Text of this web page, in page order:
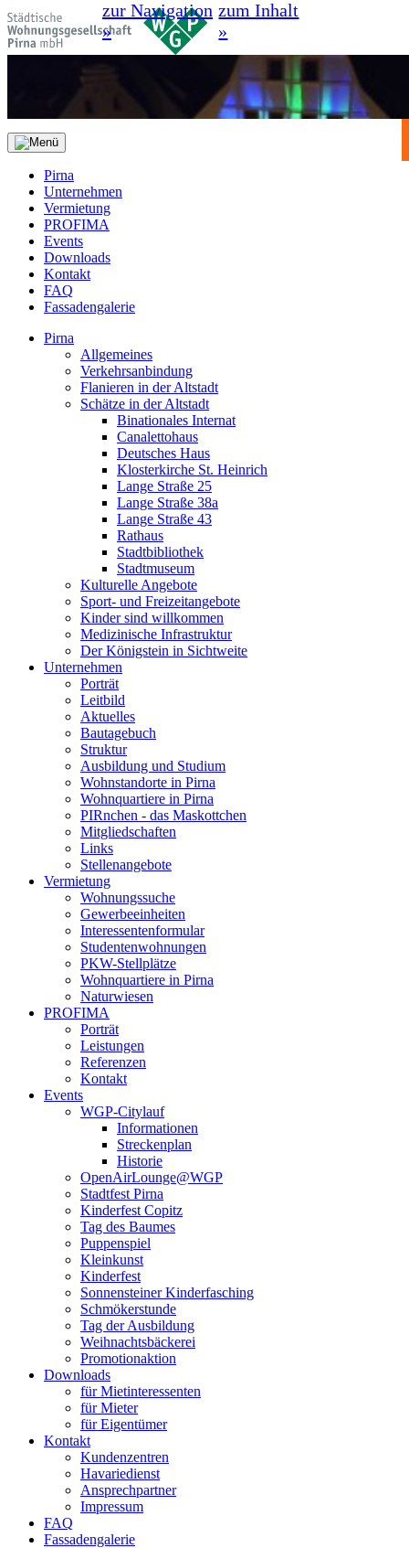
zur Navigation
»
zum Inhalt
»
Pirna
Unternehmen
Vermietung
PROFIMA
Events
Downloads
Kontakt
FAQ
Fassadengalerie
Pirna
Allgemeines
Verkehrsanbindung
Flanieren in der Altstadt
Schätze in der Altstadt
Binationales Internat
Canalettohaus
Deutsches Haus
Klosterkirche St. Heinrich
Lange Straße 25
Lange Straße 38a
Lange Straße 43
Rathaus
Stadtbibliothek
Stadtmuseum
Kulturelle Angebote
Sport- und Freizeitangebote
Kinder sind willkommen
Medizinische Infrastruktur
Der Königstein in Sichtweite
Unternehmen
Porträt
Leitbild
Aktuelles
Bautagebuch
Struktur
Ausbildung und Studium
Wohnstandorte in Pirna
Wohnquartiere in Pirna
PIRnchen - das Maskottchen
Mitgliedschaften
Links
Stellenangebote
Vermietung
Wohnungssuche
Gewerbeeinheiten
Interessentenformular
Studentenwohnungen
PKW-Stellplätze
Wohnquartiere in Pirna
Naturwiesen
PROFIMA
Porträt
Leistungen
Referenzen
Kontakt
Events
WGP-Citylauf
Informationen
Streckenplan
Historie
OpenAirLounge@WGP
Stadtfest Pirna
Kinderfest Copitz
Tag des Baumes
Puppenspiel
Kleinkunst
Kinderfest
Sonnensteiner Kinderfasching
Schmökerstunde
Tag der Ausbildung
Weihnachtsbäckerei
Promotionaktion
Downloads
für Mietinteressenten
für Mieter
für Eigentümer
Kontakt
Kundenzentren
Havariedienst
Ansprechpartner
Impressum
FAQ
Fassadengalerie